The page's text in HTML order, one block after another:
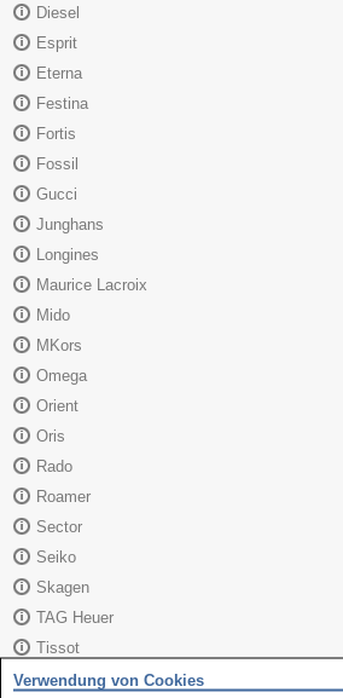
Diesel
Esprit
Eterna
Festina
Fortis
Fossil
Gucci
Junghans
Longines
Maurice Lacroix
Mido
MKors
Omega
Orient
Oris
Rado
Roamer
Sector
Seiko
Skagen
TAG Heuer
Tissot
Zenith
Verwendung von Cookies